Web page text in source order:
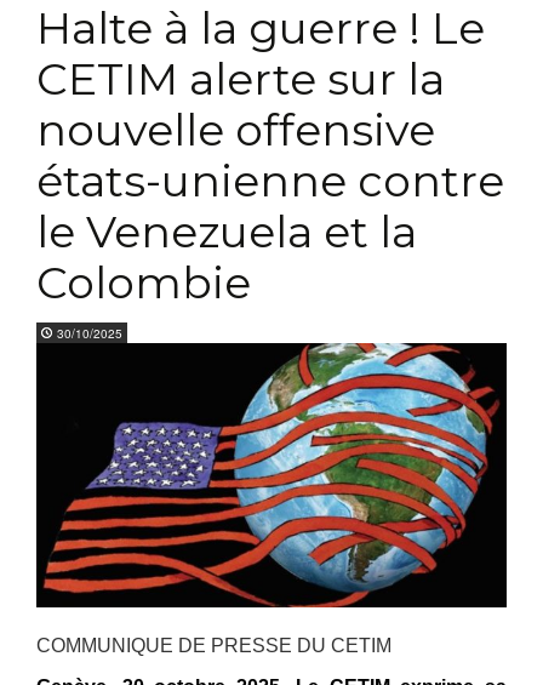
Halte à la guerre ! Le
CETIM alerte sur la
nouvelle offensive
états-unienne contre
le Venezuela et la
Colombie
30/10/2025
COMMUNIQUE DE PRESSE DU CETIM